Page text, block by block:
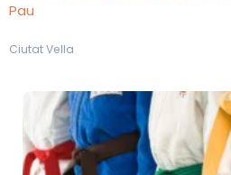
Pau
Ciutat Vella